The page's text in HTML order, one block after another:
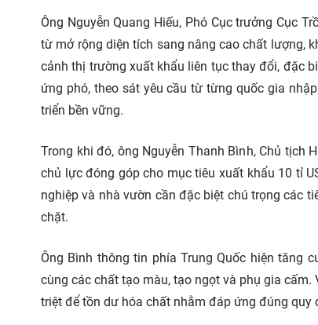
Ông Nguyễn Quang Hiếu, Phó Cục trưởng Cục
từ mở rộng diện tích sang nâng cao chất lượng,
cảnh thị trường xuất khẩu liên tục thay đổi, đặc
ứng phó, theo sát yêu cầu từ từng quốc gia
triển bền vững.
Trong khi đó, ông Nguyễn Thanh Bình, Chủ tịch
chủ lực đóng góp cho mục tiêu xuất khẩu 10 tỉ
nghiệp và nhà vườn cần đặc biệt chú trọng các
chặt.
Ông Bình thông tin phía Trung Quốc hiện tăng
cùng các chất tạo màu, tạo ngọt và phụ gia
triệt để tồn dư hóa chất nhằm đáp ứng đúng quy